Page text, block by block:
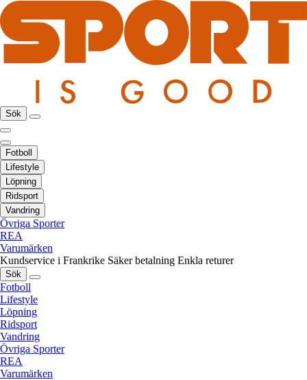
Sök
Fotboll
Lifestyle
Löpning
Ridsport
Vandring
Övriga Sporter
REA
Varumärken
Kundservice i Frankrike Säker betalning Enkla returer
Sök
Fotboll
Lifestyle
Löpning
Ridsport
Vandring
Övriga Sporter
REA
Varumärken